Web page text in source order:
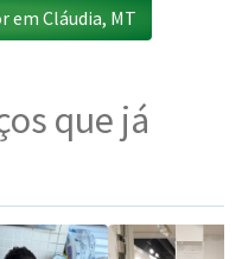
Cláudia, MT
que já